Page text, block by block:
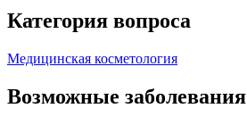
Категория вопроса
Медицинская косметология
Возможные заболевания